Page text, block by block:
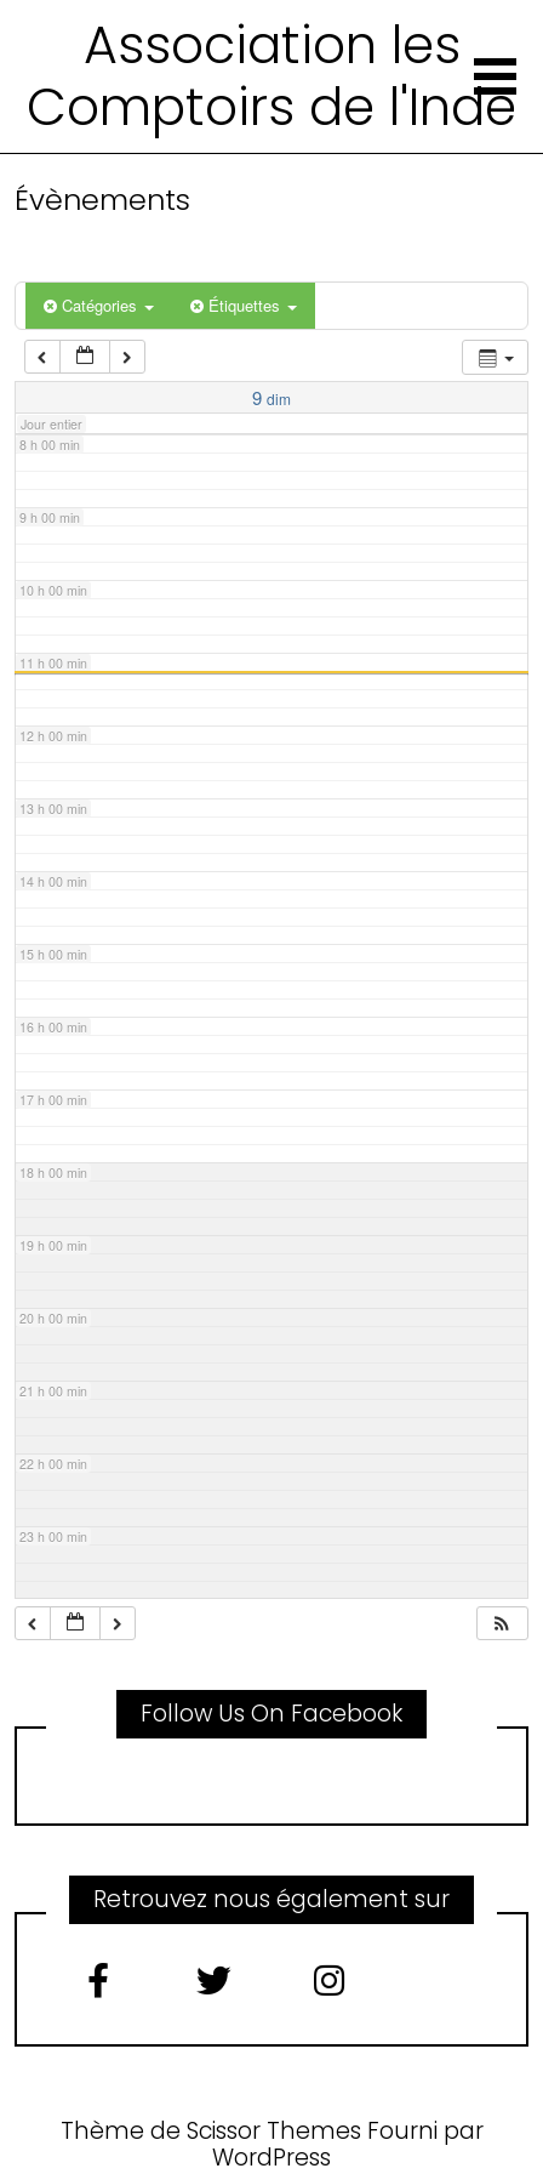
Association les
Comptoirs de l'Inde
Évènements
Catégories Étiquettes
9 dim
Jour entier
4 h 00 min
6 h 00 min
7 h 00 min
8 h 00 min
9 h 00 min
10 h 00 min
11 h 00 min
12 h 00 min
13 h 00 min
14 h 00 min
15 h 00 min
16 h 00 min
17 h 00 min
18 h 00 min
19 h 00 min
20 h 00 min
21 h 00 min
22 h 00 min
23 h 00 min
Follow Us On Facebook
Retrouvez nous également sur
Thème de Scissor Themes Fourni par
WordPress